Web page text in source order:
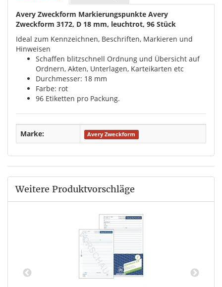
Avery Zweckform Markierungspunkte Avery
Zweckform 3172, D 18 mm, leuchtrot, 96 Stück
Ideal zum Kennzeichnen, Beschriften, Markieren und
Hinweisen
Schaffen blitzschnell Ordnung und Übersicht auf
Ordnern, Akten, Unterlagen, Karteikarten etc
Durchmesser: 18 mm
Farbe: rot
96 Etiketten pro Packung.
Marke: Avery Zweckform
Weitere Produktvorschläge